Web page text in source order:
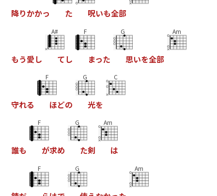
降りかかっ た 呪いも全部
もう愛し
A#
てし
F
まった
G
思いを全部
Am
守れる
F
ほどの
G
光を
C
誰も
F
が求め
G
た剣
Am
は
F G Am